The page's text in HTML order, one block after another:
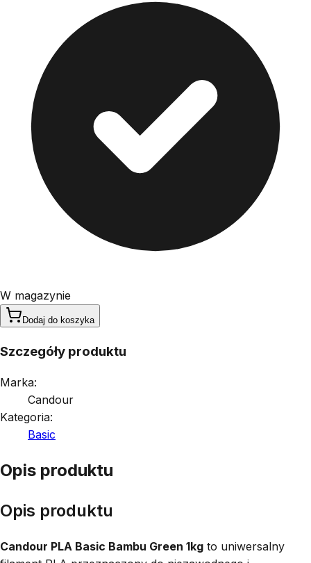
W magazynie
Dodaj do koszyka
Szczegóły produktu
Marka:
Candour
Kategoria:
Basic
Opis produktu
Opis produktu
Candour PLA Basic Bambu Green 1kg to uniwersalny